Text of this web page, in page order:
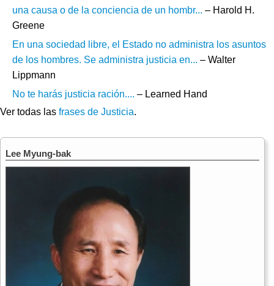
una causa o de la conciencia de un hombr... – Harold H.
Greene
En una sociedad libre, el Estado no administra los asuntos
de los hombres. Se administra justicia en... – Walter
Lippmann
No te harás justicia ración.... – Learned Hand
Ver todas las frases de Justicia.
Lee Myung-bak